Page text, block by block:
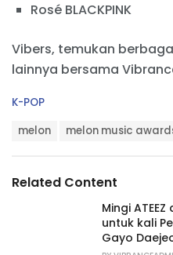
Rosé BLACKPINK
Vibers, temukan
lainnya bersama
C
r
K-POP
:
melon melon music
Related Content
Mingi
untuk kali
Gayo